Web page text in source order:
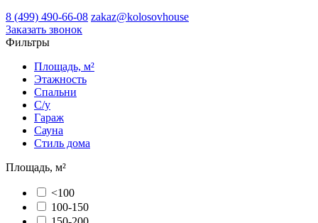
8 (499) 490-66-08 zakaz@kolosovhouse
3аказать звонок
Фильтры
Площадь, м²
Этажность
Спальни
С/у
Гараж
Сауна
Стиль дома
Площадь, м²
<100
100-150